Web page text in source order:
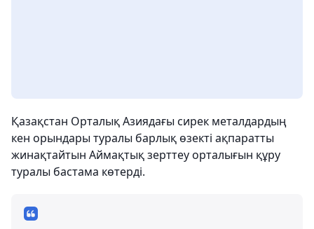
Қазақстан Орталық Азиядағы сирек металдардың
кен орындары туралы барлық өзекті ақпаратты
жинақтайтын Аймақтық зерттеу орталығын құру
туралы бастама көтерді.